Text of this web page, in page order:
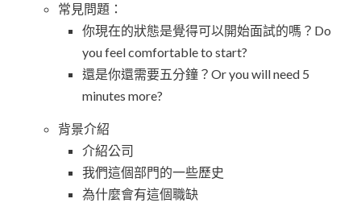
常見問題：
你現在的狀態是覺得可以開始面試的嗎？Do
you feel comfortable to start?
還是你還需要五分鐘？Or you will need 5
minutes more?
背景介紹
介紹公司
我們這個部門的一些歷史
為什麼會有這個職缺